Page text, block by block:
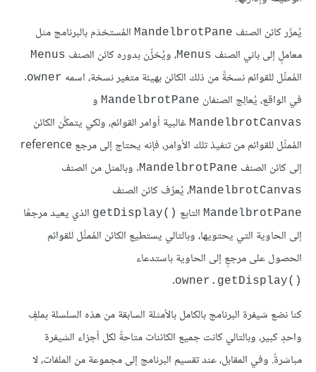
يُمرَّر كائن الصنف MandelbrotPane المُستخدَم بالبرنامج مثل
معاملٍ إلى باني الصنف Menus، ويُخزِّن بدوره كائن الصنف Menus
المُمثِّل للقوائم نسخةً من ذلك الكائن بهيئة متغير نسخة، اسمه owner
.
في الواقع، يُعالِج الصنفان MandelbrotPane و
MandelbrotCanvas غالبية أوامر القوائم، ولكي يتمكَّن الكائن
المُمثِّل للقوائم من تنفيذ تلك الأوامر، فإنه يحتاج إلى مرجع reference
إلى كائن الصنف MandelbrotPane. وبالمثل من الصنف
MandelbrotCanvas، يُعرِّف كائن الصنف
MandelbrotPane التابع getDisplay()‎ الذي يعيد مرجعًا
إلى الحاوية التي يحتويها، وبالتالي يستطيع الكائن المُمثِّل للقوائم
الحصول على مرجعٍ إلى الحاوية باستدعاء
owner.getDisplay()‎
.
كنا نضع شيفرة البرنامج بالكامل بالأمثلة السابقة من هذه السلسلة بملفٍ
واحدٍ كبير، وبالتالي كانت جميع الكائنات متاحةً لكل أجزاء الشيفرة
مباشرةً. وفي المقابل، عند تقسيم البرنامج إلى مجموعة من الملفات، لا